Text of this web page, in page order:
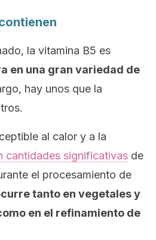
la vitamina B5 es
en una gran variedad de
hay unos que la
al calor y a la
cantidades significativas de
el procesamiento de
tanto en vegetales y
en el refinamiento de